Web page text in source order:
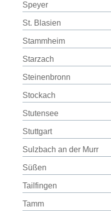
Speyer
St. Blasien
Stammheim
Starzach
Steinenbronn
Stockach
Stutensee
Stuttgart
Sulzbach an der Murr
Süßen
Tailfingen
Tamm